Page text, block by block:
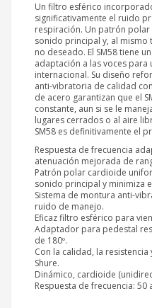
Un filtro esférico
significativamente el ruido
respiración. Un patrón
sonido principal y, al
no deseado. El SM58 tiene
adaptación a las voces
internacional. Su diseño
anti-vibratoria de calidad
de acero garantizan que el
constante, aun si se le
lugares cerrados o al aire
SM58 es definitivamente el
Respuesta de frecuencia
atenuación mejorada de
Patrón polar cardioide
sonido principal y minimiza
Sistema de montura anti-
ruido de manejo.
Eficaz filtro esférico para
Adaptador para pedestal
de 180º.
Con la calidad, la
Shure.
Dinámico, cardioide
Respuesta de frecuencia: 50